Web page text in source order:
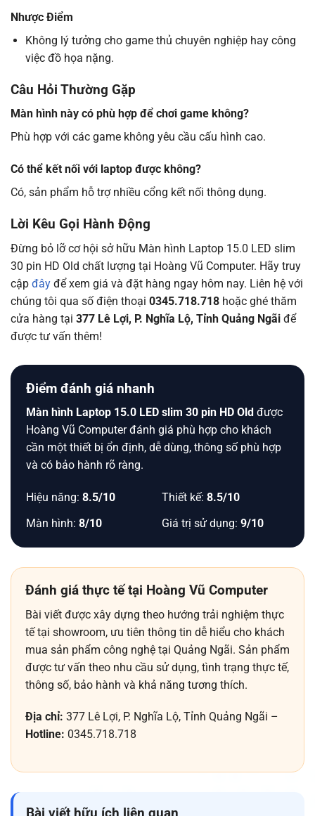
Nhược Điểm
Không lý tưởng cho game thủ chuyên nghiệp hay công
việc đồ họa nặng.
Câu Hỏi Thường Gặp
Màn hình này có phù hợp để chơi game không?
Phù hợp với các game không yêu cầu cấu hình cao.
Có thể kết nối với laptop được không?
Có, sản phẩm hỗ trợ nhiều cổng kết nối thông dụng.
Lời Kêu Gọi Hành Động
Đừng bỏ lỡ cơ hội sở hữu Màn hình Laptop 15.0 LED slim
30 pin HD Old chất lượng tại Hoàng Vũ Computer. Hãy truy
cập đây để xem giá và đặt hàng ngay hôm nay. Liên hệ với
chúng tôi qua số điện thoại 0345.718.718 hoặc ghé thăm
cửa hàng tại 377 Lê Lợi, P. Nghĩa Lộ, Tỉnh Quảng Ngãi để
được tư vấn thêm!
Điểm đánh giá nhanh
Màn hình Laptop 15.0 LED slim 30 pin HD Old được
Hoàng Vũ Computer đánh giá phù hợp cho khách
cần một thiết bị ổn định, dễ dùng, thông số phù hợp
và có bảo hành rõ ràng.
Hiệu năng: 8.5/10 Thiết kế: 8.5/10
Màn hình: 8/10 Giá trị sử dụng: 9/10
Đánh giá thực tế tại Hoàng Vũ Computer
Bài viết được xây dựng theo hướng trải nghiệm thực
tế tại showroom, ưu tiên thông tin dễ hiểu cho khách
mua sản phẩm công nghệ tại Quảng Ngãi. Sản phẩm
được tư vấn theo nhu cầu sử dụng, tình trạng thực tế,
thông số, bảo hành và khả năng tương thích.
Địa chỉ: 377 Lê Lợi, P. Nghĩa Lộ, Tỉnh Quảng Ngãi –
Hotline: 0345.718.718